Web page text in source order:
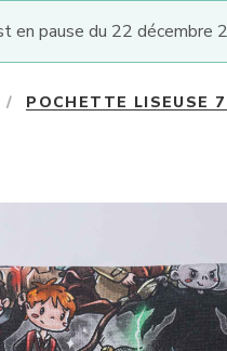
en pause du 22 décembre
/ POCHETTE LISEUSE